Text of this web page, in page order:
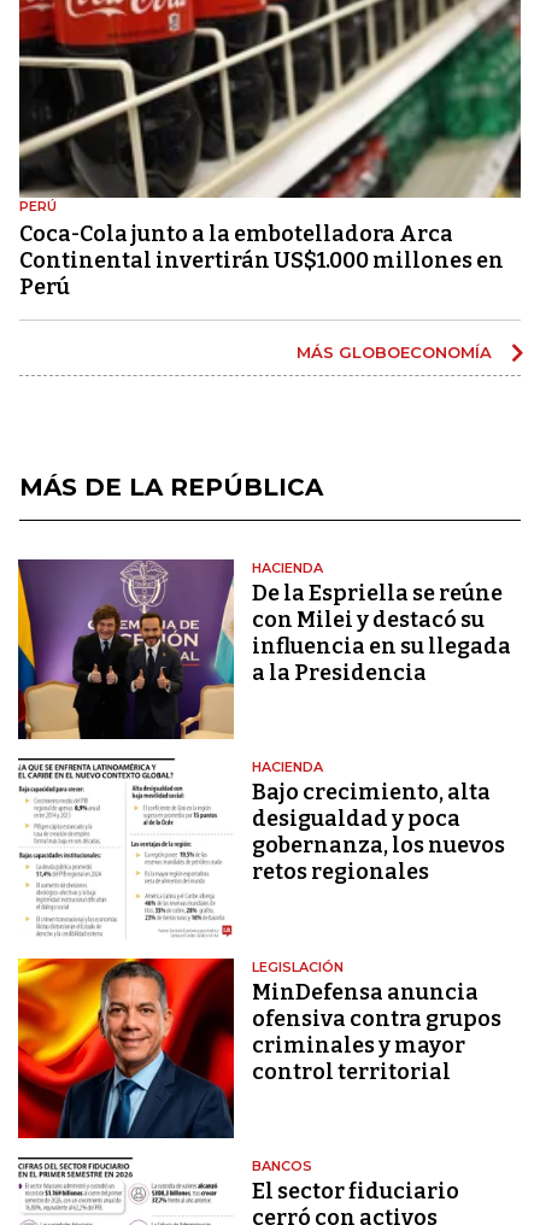
PERÚ
Coca-Cola junto a la embotelladora Arca
Continental invertirán US$1.000 millones en
Perú
MÁS GLOBOECONOMÍA
MÁS DE LA REPÚBLICA
HACIENDA
De la Espriella se reúne
con Milei y destacó su
influencia en su llegada
a la Presidencia
HACIENDA
Bajo crecimiento, alta
desigualdad y poca
gobernanza, los nuevos
retos regionales
LEGISLACIÓN
MinDefensa anuncia
ofensiva contra grupos
criminales y mayor
control territorial
BANCOS
El sector fiduciario
cerró con activos